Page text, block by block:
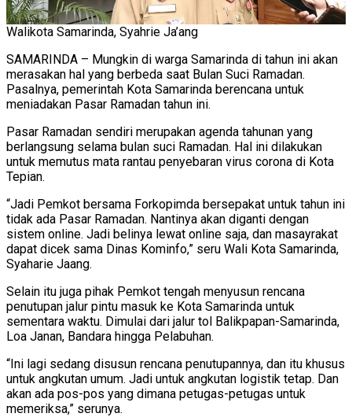
Walikota Samarinda, Syahrie Ja’ang
SAMARINDA – Mungkin di warga Samarinda di tahun ini akan
merasakan hal yang berbeda saat Bulan Suci Ramadan.
Pasalnya, pemerintah Kota Samarinda berencana untuk
meniadakan Pasar Ramadan tahun ini.
Pasar Ramadan sendiri merupakan agenda tahunan yang
berlangsung selama bulan suci Ramadan. Hal ini dilakukan
untuk memutus mata rantau penyebaran virus corona di Kota
Tepian.
“Jadi Pemkot bersama Forkopimda bersepakat untuk tahun ini
tidak ada Pasar Ramadan. Nantinya akan diganti dengan
sistem online. Jadi belinya lewat online saja, dan masayrakat
dapat dicek sama Dinas Kominfo,” seru Wali Kota Samarinda,
Syaharie Jaang.
Selain itu juga pihak Pemkot tengah menyusun rencana
penutupan jalur pintu masuk ke Kota Samarinda untuk
sementara waktu. Dimulai dari jalur tol Balikpapan-Samarinda,
Loa Janan, Bandara hingga Pelabuhan.
“Ini lagi sedang disusun rencana penutupannya, dan itu khusus
untuk angkutan umum. Jadi untuk angkutan logistik tetap. Dan
akan ada pos-pos yang dimana petugas-petugas untuk
memeriksa,” serunya.